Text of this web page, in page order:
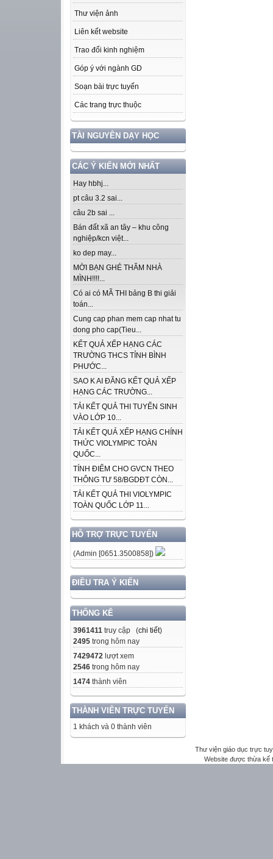
Thư viện ảnh
Liên kết website
Trao đổi kinh nghiệm
Góp ý với ngành GD
Soạn bài trực tuyến
Các trang trực thuộc
TÀI NGUYÊN DẠY HỌC
CÁC Ý KIẾN MỚI NHẤT
Hay hbhj...
pt câu 3.2 sai...
câu 2b sai ...
Bán đất xã an tây – khu công
nghiệp/kcn việt...
ko dep may...
MỜI BẠN GHÉ THĂM NHÀ
MÌNH!!!!...
Có ai có MÃ THI bảng B thi giải
toán...
Cung cap phan mem cap nhat tu
dong pho cap(Tieu...
KẾT QUẢ XẾP HẠNG CÁC
TRƯỜNG THCS TỈNH BÌNH
PHƯỚC...
SAO K AI ĐĂNG KẾT QUẢ XẾP
HẠNG CÁC TRƯỜNG...
TẢI KẾT QUẢ THI TUYỂN SINH
VÀO LỚP 10...
TẢI KẾT QUẢ XẾP HẠNG CHÍNH
THỨC VIOLYMPIC TOÀN
QUỐC...
TÍNH ĐIỂM CHO GVCN THEO
THÔNG TƯ 58/BGDĐT CÒN...
TẢI KẾT QUẢ THI VIOLYMPIC
TOÀN QUỐC LỚP 11...
HỖ TRỢ TRỰC TUYẾN
(Admin [0651.3500858])
ĐIỀU TRA Ý KIẾN
THỐNG KÊ
3961411 truy cập (chi tiết)
2495 trong hôm nay
7429472 lượt xem
2546 trong hôm nay
1474 thành viên
THÀNH VIÊN TRỰC TUYẾN
1 khách và 0 thành viên
Thư viện giáo dục trực
Website được thừa kế